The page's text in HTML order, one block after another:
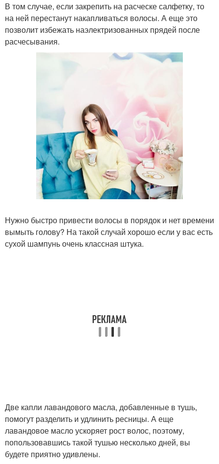
В том случае, если закрепить на расческе салфетку, то
на ней перестанут накапливаться волосы. А еще это
позволит избежать наэлектризованных прядей после
расчесывания.
Нужно быстро привести волосы в порядок и нет времени
вымыть голову? На такой случай хорошо если у вас есть
сухой шампунь очень классная штука.
Две капли лавандового масла, добавленные в тушь,
помогут разделить и удлинить ресницы. А еще
лавандовое масло ускоряет рост волос, поэтому,
попользовавшись такой тушью несколько дней, вы
будете приятно удивлены.